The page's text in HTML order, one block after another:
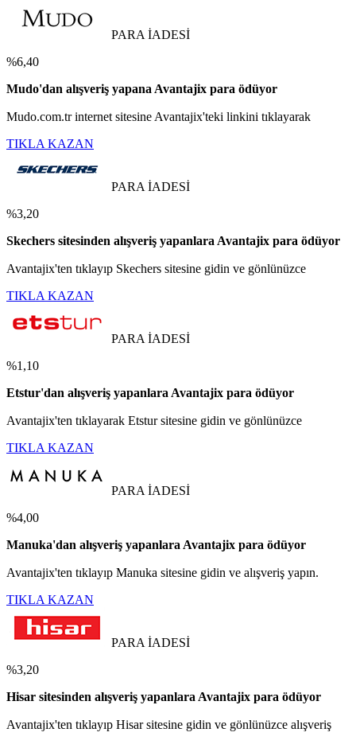
PARA İADESİ
%6,40
Mudo'dan alışveriş yapana Avantajix para ödüyor
Mudo.com.tr internet sitesine Avantajix'teki linkini tıklayarak
TIKLA KAZAN
PARA İADESİ
%3,20
Skechers sitesinden alışveriş yapanlara Avantajix para ödüyor
Avantajix'ten tıklayıp Skechers sitesine gidin ve gönlünüzce
TIKLA KAZAN
PARA İADESİ
%1,10
Etstur'dan alışveriş yapanlara Avantajix para ödüyor
Avantajix'ten tıklayarak Etstur sitesine gidin ve gönlünüzce
TIKLA KAZAN
PARA İADESİ
%4,00
Manuka'dan alışveriş yapanlara Avantajix para ödüyor
Avantajix'ten tıklayıp Manuka sitesine gidin ve alışveriş yapın.
TIKLA KAZAN
PARA İADESİ
%3,20
Hisar sitesinden alışveriş yapanlara Avantajix para ödüyor
Avantajix'ten tıklayıp Hisar sitesine gidin ve gönlünüzce alışveriş